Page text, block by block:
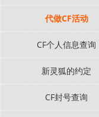
代做CF活动
CF个人信息查询
新灵狐的约定
CF封号查询